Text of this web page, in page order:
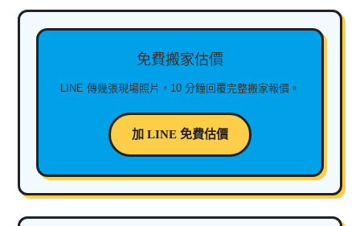
免費搬家估價
LINE 傳幾張現場照片，10 分鐘回覆完整搬家報價。
加 LINE 免費估價